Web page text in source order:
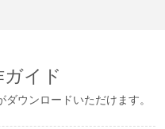
イド
ウンロードいただけます。